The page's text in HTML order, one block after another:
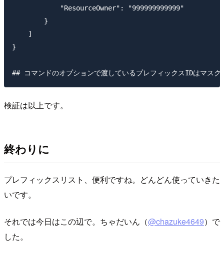
            "ResourceOwner": "999999999999"
        }
    ]
}
検証は以上です。
終わりに
プレフィックスリスト、便利ですね。どんどん使っていきた
いです。
それでは今日はこの辺で。ちゃだいん（@chazuke4649）で
した。